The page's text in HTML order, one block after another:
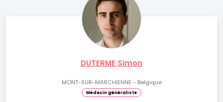
DUTERME Simon
MONT-SUR-MARCHIENNE - Belgique
Médecin généraliste